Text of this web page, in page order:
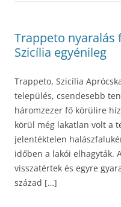
Trappeto nyaralás
Szicília egyénileg
Trappeto, Szicília
település, csendesebb
háromzezer fő körülire
körül még lakatlan volt a
jelentéktelen
időben a lakói elhagyták.
visszatértek és egyre
század […]